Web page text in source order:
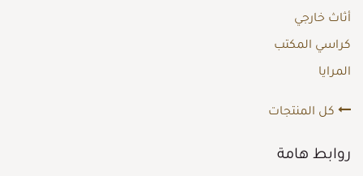
أثاث خارجي
كراسي المكتب
المرايا
كل المنتجات
روابط هامة